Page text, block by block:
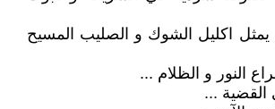
يمثل اكليل الشوك و الصليب المسيح
النور و الظلام ...
القضية ...